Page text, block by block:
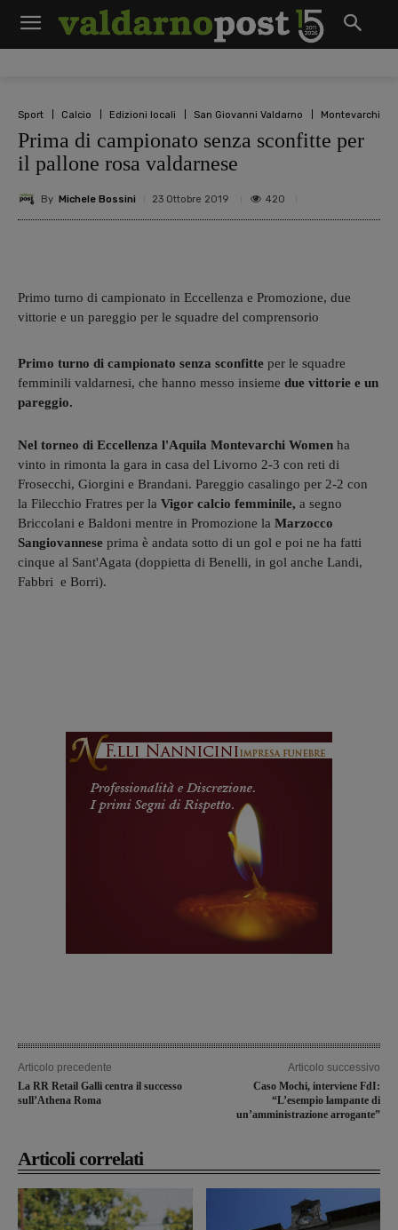
Sport Calcio Edizioni locali San Giovanni Valdarno Montevarchi
Prima di campionato senza sconfitte per
il pallone rosa valdarnese
By Michele Bossini 23 Ottobre 2019 420
Primo turno di campionato in Eccellenza e Promozione, due
vittorie e un pareggio per le squadre del comprensorio
Primo turno di campionato senza sconfitte per le squadre
femminili valdarnesi, che hanno messo insieme due vittorie e un
pareggio.
Nel torneo di Eccellenza l'Aquila Montevarchi Women ha
vinto in rimonta la gara in casa del Livorno 2-3 con reti di
Frosecchi, Giorgini e Brandani. Pareggio casalingo per 2-2 con
la Filecchio Fratres per la Vigor calcio femminile, a segno
Briccolani e Baldoni mentre in Promozione la Marzocco
Sangiovannese prima è andata sotto di un gol e poi ne ha fatti
cinque al Sant'Agata (doppietta di Benelli, in gol anche Landi,
Fabbri e Borri).
Articolo precedente
La RR Retail Galli centra il successo
sull’Athena Roma
Articolo successivo
Caso Mochi, interviene FdI:
“L’esempio lampante di
un’amministrazione arrogante”
Articoli correlati